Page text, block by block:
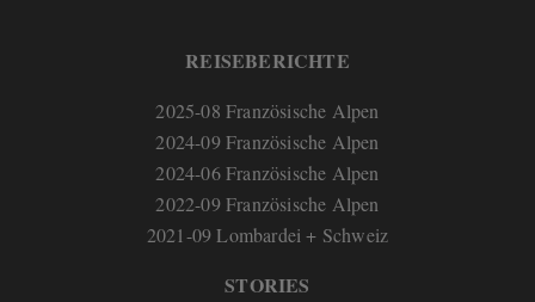
REISEBERICHTE
2025-08 Französische Alpen
2024-09 Französische Alpen
2024-06 Französische Alpen
2022-09 Französische Alpen
2021-09 Lombardei + Schweiz
STORIES